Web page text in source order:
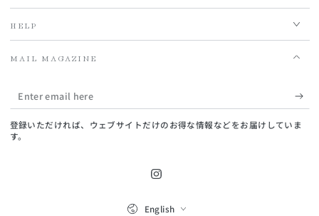
HELP
MAIL MAGAZINE
Enter
email
here
登録いただければ、ウェブサイトだけのお得な情報などをお届けしていま
す。
Instagram
Language
English